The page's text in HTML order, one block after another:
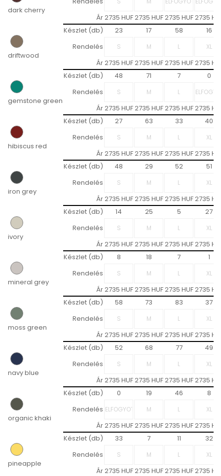
dark cherry
Ár2735 HUF2735 HUF2735 HUF2735
driftwood
Készlet (db) 23 17 58
16
Rendelés
Ár2735 HUF2735 HUF2735 HUF2735
gemstone green
Készlet (db) 48 71 7
0
Rendelés
Ár2735 HUF2735 HUF2735 HUF2735
hibiscus red
Készlet (db) 27 63 33
40
Rendelés
Ár2735 HUF2735 HUF2735 HUF2735
iron grey
Készlet (db) 48 29 52
51
Rendelés
Ár2735 HUF2735 HUF2735 HUF2735
ivory
Készlet (db) 14 25 5
27
Rendelés
Ár2735 HUF2735 HUF2735 HUF2735
mineral grey
Készlet (db) 8 18 7
1
Rendelés
Ár2735 HUF2735 HUF2735 HUF2735
moss green
Készlet (db) 58 73 83
37
Rendelés
Ár2735 HUF2735 HUF2735 HUF2735
navy blue
Készlet (db) 52 68 77
49
Rendelés
Ár2735 HUF2735 HUF2735 HUF2735
organic khaki
Készlet (db) 0 19 46
8
Rendelés
Ár2735 HUF2735 HUF2735 HUF2735
pineapple
Készlet (db) 33 7 11
32
Rendelés
Ár2735 HUF2735 HUF2735 HUF2735